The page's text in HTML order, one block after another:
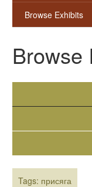
Browse Exhibits
Browse
Tags: присяга